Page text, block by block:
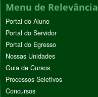
Menu de Relevância
Portal do Aluno
Portal do Servidor
Portal do Egresso
Nossas Unidades
Guia de Cursos
Processos Seletivos
Concursos